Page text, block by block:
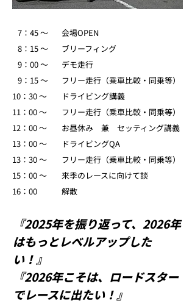
7：45 〜
8：15 〜
9：00 〜
9：15 〜
10：30 〜
11：00 〜
12：00 〜
13：00 ～
13：30 ～
15：00 ～
16：00
会場OPEN
ブリーフィング
デモ走行
フリー走行（乗車比較・同乗等）
ドライビング講義
フリー走行（乗車比較・同乗等）
お昼休み 兼 セッティング講義
ドライビングQA
フリー走行（乗車比較・同乗等）
来季のレースに向けて談
解散
『2025年を振り返って、2026年
はもっとレベルアップした
い！』
『2026年こそは、ロードスター
でレースに出たい！』